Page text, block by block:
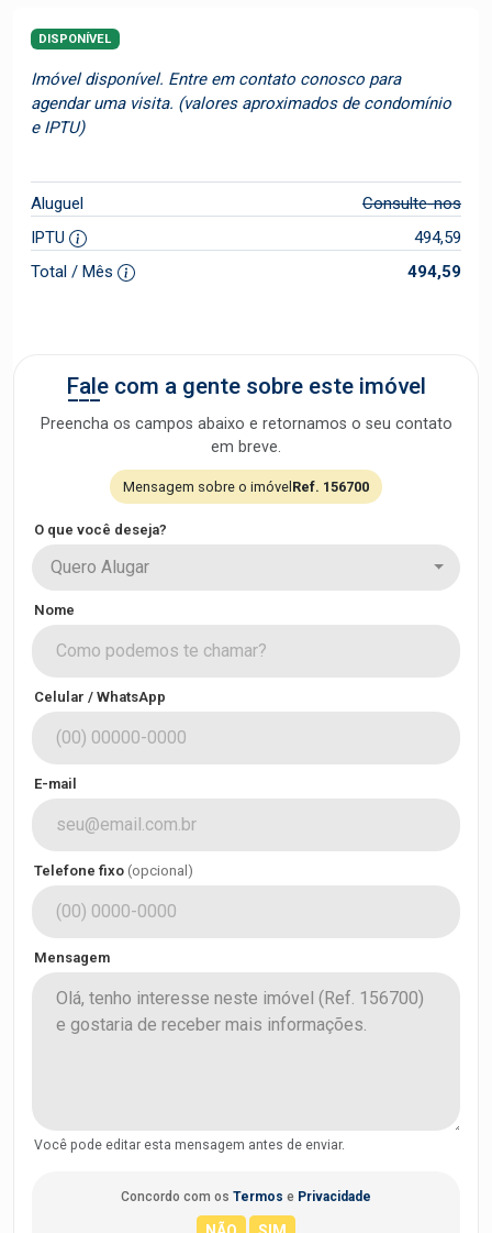
DISPONÍVEL
Imóvel disponível. Entre em contato conosco para
agendar uma visita. (valores aproximados de condomínio
e IPTU)
Aluguel
Consulte-nos
IPTU
494,59
Total / Mês
494,59
Fale com a gente sobre este imóvel
Preencha os campos abaixo e retornamos o seu contato
em breve.
Mensagem sobre o imóvel Ref. 156700
O que você deseja?
Quero Alugar
Nome
Celular / WhatsApp
E-mail
Telefone fixo (opcional)
Mensagem
Você pode editar esta mensagem antes de enviar.
Concordo com os Termos e Privacidade